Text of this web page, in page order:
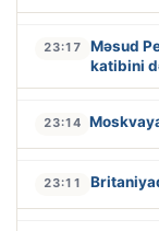
23:17
Məsud
katibini
23:14
23:11